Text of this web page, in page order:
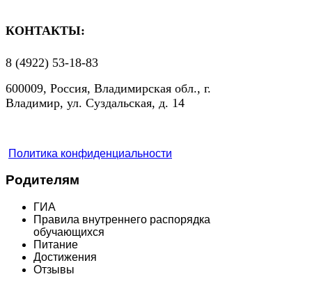
КОНТАКТЫ:
8 (4922) 53-18-83
600009, Россия, Владимирская обл., г.
Владимир, ул. Суздальская, д. 14
Политика конфиденциальности
Родителям
ГИА
Правила внутреннего распорядка
обучающихся
Питание
Достижения
Отзывы